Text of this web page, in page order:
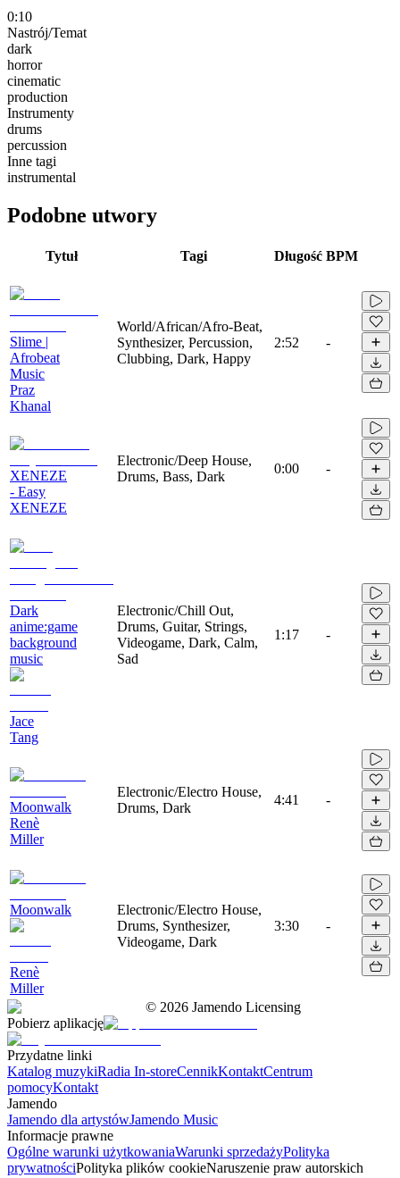
0:10
Nastrój/Temat
dark
horror
cinematic
production
Instrumenty
drums
percussion
Inne tagi
instrumental
Podobne utwory
Tytuł Tagi Długość BPM
Slime |
Afrobeat
Music
Praz
Khanal
World/African/Afro-Beat,
Synthesizer, Percussion,
Clubbing, Dark, Happy
2:52 -
XENEZE
- Easy
XENEZE
Electronic/Deep House,
Drums, Bass, Dark
0:00 -
Dark
anime:game
background
music
Jace
Tang
Electronic/Chill Out,
Drums, Guitar, Strings,
Videogame, Dark, Calm,
Sad
1:17 -
Moonwalk
Renè
Miller
Electronic/Electro House,
Drums, Dark
4:41 -
Moonwalk
Renè
Miller
Electronic/Electro House,
Drums, Synthesizer,
Videogame, Dark
3:30 -
© 2026 Jamendo Licensing
Pobierz aplikację
Przydatne linki
Katalog muzykiRadia In-storeCennikKontaktCentrum
pomocyKontakt
Jamendo
Jamendo dla artystówJamendo Music
Informacje prawne
Ogólne warunki użytkowaniaWarunki sprzedażyPolityka
prywatnościPolityka plików cookieNaruszenie praw autorskich